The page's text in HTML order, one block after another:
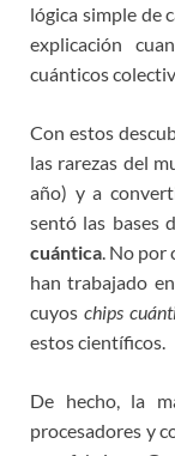
lógica simple de
explicación
cuánticos
Con estos
las rarezas del
año) y a
sentó las bases
cuántica . No
han trabajado
cuyos chips
estos científicos.
De hecho, la
procesadores y